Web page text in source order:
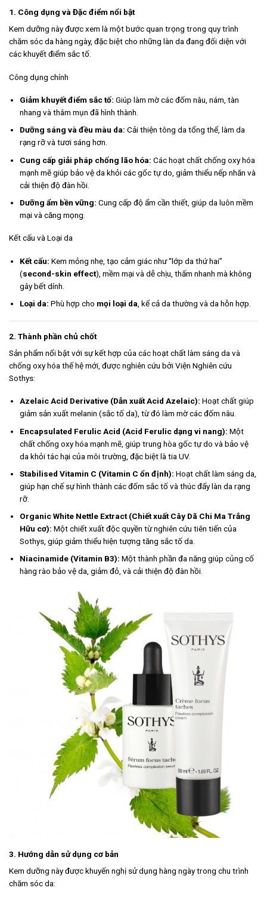
1. Công dụng và Đặc điểm nổi bật
Kem dưỡng này được xem là một bước quan trọng trong quy trình
chăm sóc da hàng ngày, đặc biệt cho những làn da đang đối diện với
các khuyết điểm sắc tố.
Công dụng chính
Giảm khuyết điểm sắc tố: Giúp làm mờ các đốm nâu, nám, tàn
nhang và thâm mụn đã hình thành.
Dưỡng sáng và đều màu da: Cải thiện tông da tổng thể, làm da
rạng rỡ và tươi sáng hơn.
Cung cấp giải pháp chống lão hóa: Các hoạt chất chống oxy hóa
mạnh mẽ giúp bảo vệ da khỏi các gốc tự do, giảm thiểu nếp nhăn và
cải thiện độ đàn hồi.
Dưỡng ẩm bền vững: Cung cấp độ ẩm cần thiết, giúp da luôn mềm
mại và căng mọng.
Kết cấu và Loại da
Kết cấu: Kem mỏng nhẹ, tạo cảm giác như “lớp da thứ hai”
(second-skin effect), mềm mại và dễ chịu, thấm nhanh mà không
gây bết dính.
Loại da: Phù hợp cho mọi loại da, kể cả da thường và da hỗn hợp.
2. Thành phần chủ chốt
Sản phẩm nổi bật với sự kết hợp của các hoạt chất làm sáng da và
chống oxy hóa thế hệ mới, được nghiên cứu bởi Viện Nghiên cứu
Sothys:
Azelaic Acid Derivative (Dẫn xuất Acid Azelaic): Hoạt chất giúp
giảm sản xuất melanin (sắc tố da), từ đó làm mờ các đốm nâu.
Encapsulated Ferulic Acid (Acid Ferulic dạng vi nang): Một
chất chống oxy hóa mạnh mẽ, giúp trung hòa gốc tự do và bảo vệ
da khỏi tác hại của môi trường, đặc biệt là tia UV.
Stabilised Vitamin C (Vitamin C ổn định): Hoạt chất làm sáng da,
giúp hạn chế sự hình thành các đốm sắc tố và thúc đẩy làn da rạng
rỡ.
Organic White Nettle Extract (Chiết xuất Cây Dã Chi Ma Trắng
Hữu cơ): Một chiết xuất độc quyền từ nghiên cứu tiên tiến của
Sothys, giúp giảm thiểu hiện tượng tăng sắc tố da.
Niacinamide (Vitamin B3): Một thành phần đa năng giúp củng cố
hàng rào bảo vệ da, giảm đỏ, và cải thiện độ đàn hồi.
3. Hướng dẫn sử dụng cơ bản
Kem dưỡng này được khuyến nghị sử dụng hàng ngày trong chu trình
chăm sóc da: